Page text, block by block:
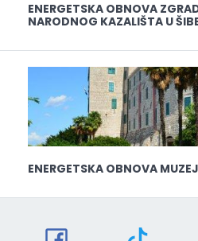
ENERGETSKA OBNOVA
NARODNOG KAZALIŠTA U
ENERGETSKA OBNOVA